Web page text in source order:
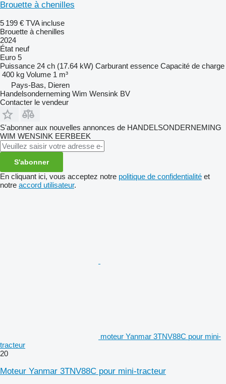
Brouette à chenilles
5 199 € TVA incluse
Brouette à chenilles
2024
État neuf
Euro 5
Puissance 24 ch (17.64 kW) Carburant essence Capacité de charge
400 kg Volume 1 m³
Pays-Bas, Dieren
Handelsonderneming Wim Wensink BV
Contacter le vendeur
S'abonner aux nouvelles annonces de HANDELSONDERNEMING
WIM WENSINK EERBEEK
S'abonner
En cliquant ici, vous acceptez notre politique de confidentialité et
notre accord utilisateur.
moteur Yanmar 3TNV88C pour mini-
tracteur
20
Moteur Yanmar 3TNV88C pour mini-tracteur